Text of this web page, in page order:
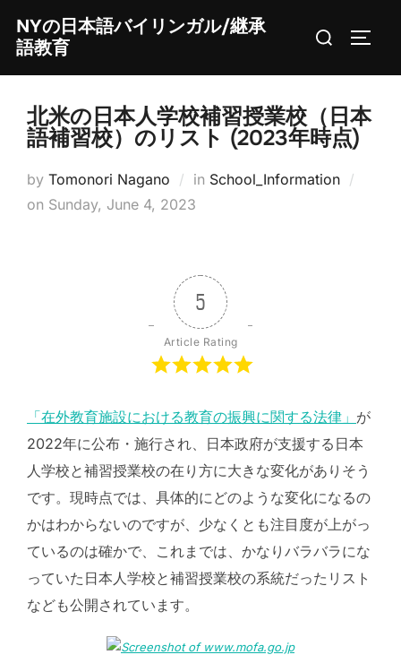
content
NYの日本語バイリンガル/継承
語教育
Search
北米の日本人学校補習授業校（日本
語補習校）のリスト (2023年時点)
by Tomonori Nagano in School_Information
on Posted
Sunday, June 4, 2023
5
Article Rating
「在外教育施設における教育の振興に関する法律」 が
2022年に公布・施行され、日本政府が支援する日本
人学校と補習授業校の在り方に大きな変化がありそう
です。現時点では、具体的にどのような変化になるの
かはわからないのですが、少なくとも注目度が上がっ
ているのは確かで、これまでは、かなりバラバラにな
っていた日本人学校と補習授業校の系統だったリスト
なども公開されています。